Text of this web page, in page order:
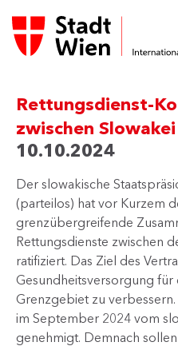
Rettungsdienst-
zwischen
10.10.2024
Der slowakische
(parteilos) hat vor Kurzem
grenzübergreifende
Rettungsdienste zwischen
ratifiziert. Das Ziel des
Gesundheitsversorgung
Grenzgebiet zu
im September 2024 vom
genehmigt. Demnach